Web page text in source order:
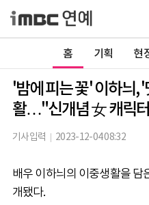
홈 기획 현
'밤에 피는 꽃' 이하늬,
활…"신개념 女 캐릭
기사입력 2023-12-04 08:32
배우 이하늬의 이중생활을 담
개됐다.